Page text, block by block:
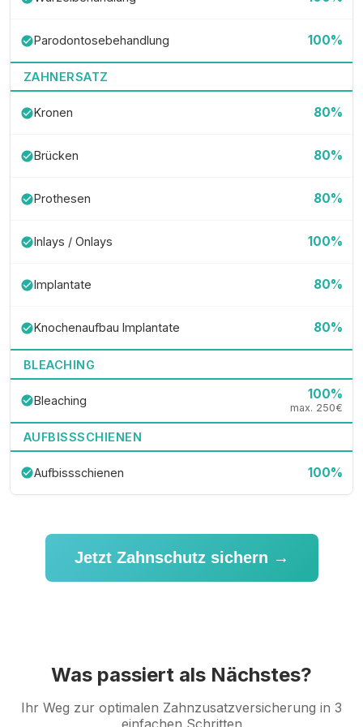
check_circleParodontosebehandlung 100%
ZAHNERSATZ
check_circleKronen 80%
check_circleBrücken 80%
check_circleProthesen 80%
check_circle Inlays / Onlays 100%
check_circle Implantate 80%
check_circleKnochenaufbau Implantate 80%
BLEACHING
check_circleBleaching 100%
max. 250€
AUFBISSSCHIENEN
check_circleAufbissschienen 100%
Jetzt Zahnschutz sichern →
Was passiert als Nächstes?
Ihr Weg zur optimalen Zahnzusatzversicherung in 3
einfachen Schritten